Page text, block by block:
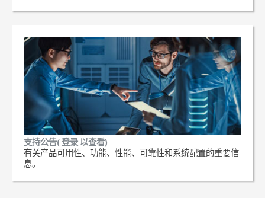
支持公告( 登录 以查看)
有关产品可用性、功能、性能、可靠性和系统配置的重要信
息。